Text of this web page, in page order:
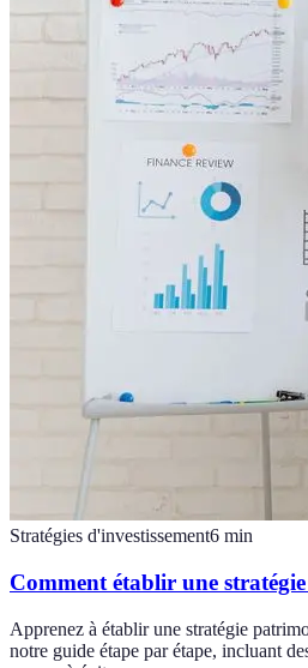
Stratégies d'investissement6 min
Comment établir une
Apprenez à établir une stratégie
notre guide étape par étape, incluant